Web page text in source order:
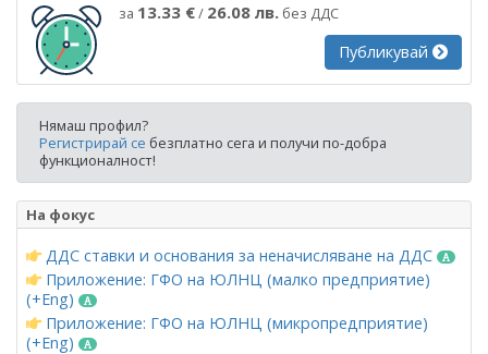
за 13.33 €/ 26.08 лв. без ДДС
Публикувай
Нямаш профил?
Регистрирай се безплатно сега и получи по-добра
функционалност!
На фокус
ДДС ставки и основания за неначисляване на ДДС
Приложение: ГФО на ЮЛНЦ (малко предприятие)
(+Eng)
Приложение: ГФО на ЮЛНЦ (микропредприятие)
(+Eng)